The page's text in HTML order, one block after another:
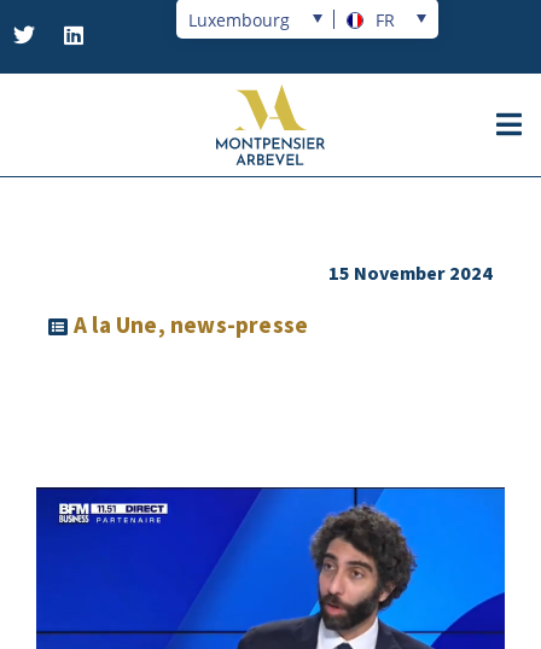
Luxembourg FR
15 November 2024
A la Une, news-presse